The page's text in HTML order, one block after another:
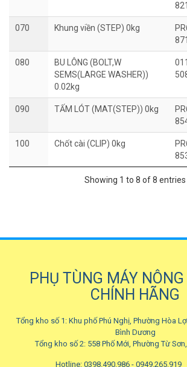
070 Khung viền (STEP) 0kg
080
BU LÔNG (BOLT,W
SEMS(LARGE WASHER))
0.02kg
090 TẤM LÓT (MAT(STEP)) 0kg
100 Chốt cài (CLIP) 0kg
Showing 1 to 8 of 8 entries
PHỤ TÙNG MÁY
CHÍNH HÃNG
Tổng kho số 1: Khu phố Phú Nghị, Phường Hòa
Bình Dương
Tổng kho số 2: 558 Phố Mới, Phường Từ
Hotline: 0398.490.986 - 0949.265.919